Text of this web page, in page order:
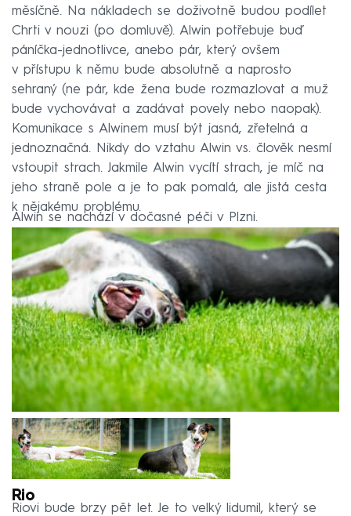
měsíčně. Na nákladech se doživotně budou podílet
Chrti v nouzi (po domluvě). Alwin potřebuje buď
páníčka-jednotlivce, anebo pár, který ovšem
v přístupu k němu bude absolutně a naprosto
sehraný (ne pár, kde žena bude rozmazlovat a muž
bude vychovávat a zadávat povely nebo naopak).
Komunikace s Alwinem musí být jasná, zřetelná a
jednoznačná. Nikdy do vztahu Alwin vs. člověk nesmí
vstoupit strach. Jakmile Alwin vycítí strach, je míč na
jeho straně pole a je to pak pomalá, ale jistá cesta
k nějakému problému.
Alwin se nachází v dočasné péči v Plzni.
Rio
Riovi bude brzy pět let. Je to velký lidumil, který se